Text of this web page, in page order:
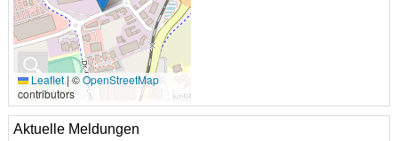
🔍
Leaflet |©OpenStreetMap
contributors
Aktuelle Meldungen